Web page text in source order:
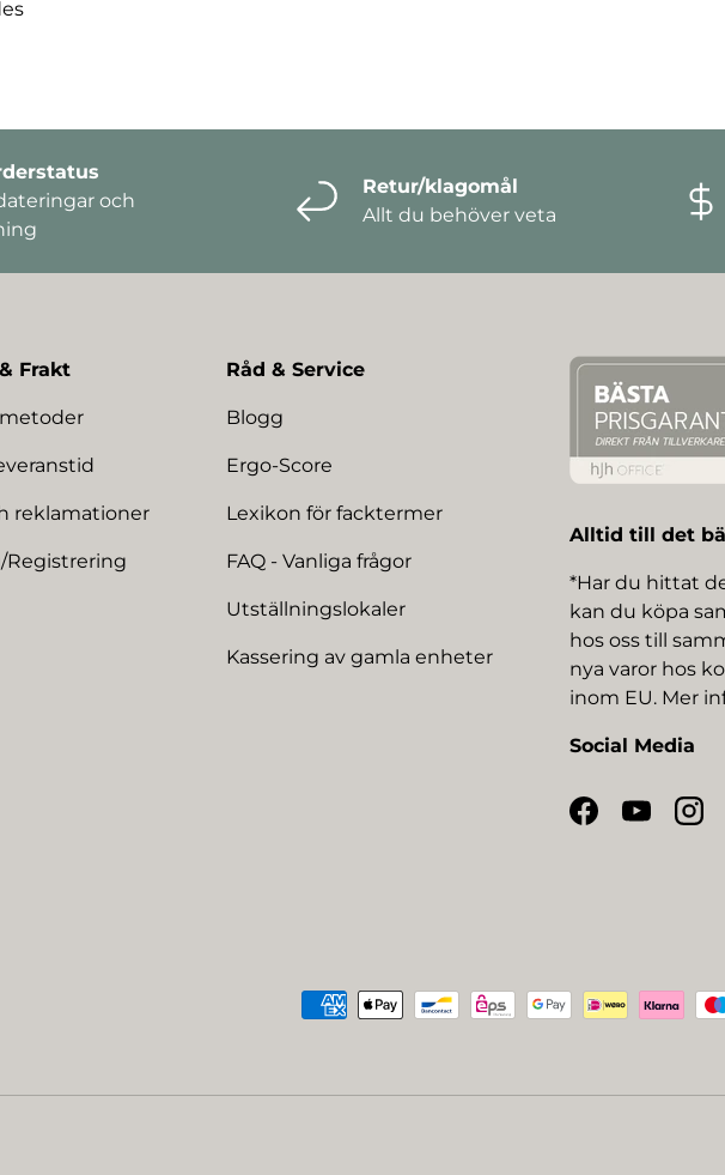
och
Retur/klagomål
Allt du behöver veta
Frakt
reklamationer
Råd & Service
Blogg
Ergo-Score
Lexikon för facktermer
FAQ - Vanliga frågor
Utställningslokaler
Kassering av gamla enheter
Alltid till det
*Har du hittat
kan du köpa
hos oss till
nya varor hos
inom EU. Mer
Social Media
Facebook
YouTube
Betalningsmetoder